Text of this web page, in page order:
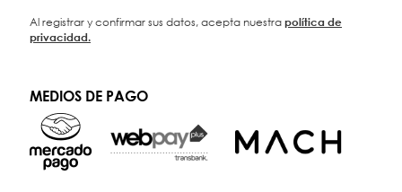
Al registrar y confirmar sus datos, acepta nuestrapolítica de
privacidad.
MEDIOS DE PAGO